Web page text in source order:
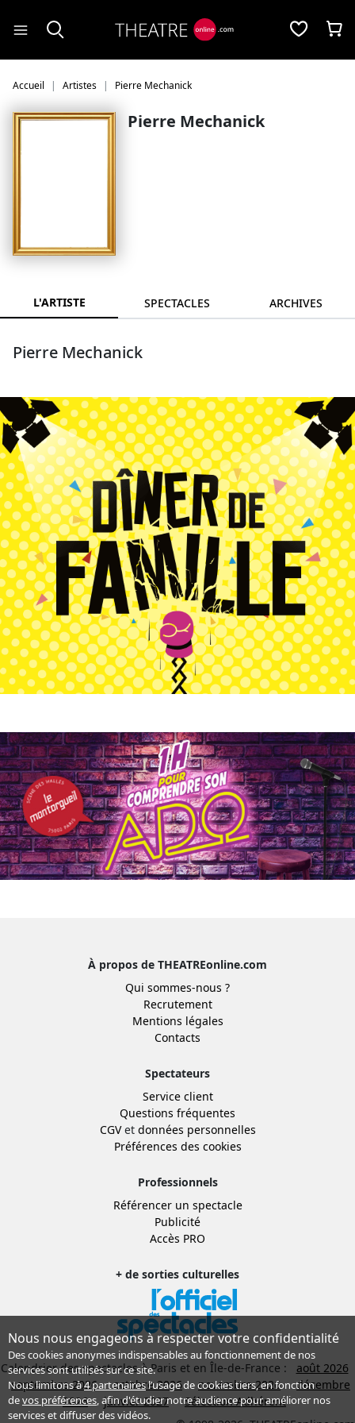
Accueil Artistes Pierre Mechanick
Pierre Mechanick
L'ARTISTE SPECTACLES ARCHIVES
Pierre Mechanick
À propos de THEATREonline.com
Qui sommes-nous ?
Recrutement
Mentions légales
Contacts
Spectateurs
Service client
Questions fréquentes
CGVet données personnelles
Préférences des cookies
Professionnels
Référencer un spectacle
Publicité
Accès PRO
+ de sorties culturelles
Calendrier des spectacles à Paris et en Île-de-France :
août 2026
septembre 2026
octobre 2026 novembre 2026
décembre
2026
janvier 2027
Sélection Adhérent
Nous nous engageons à respecter votre confidentialité
Des cookies anonymes indispensables au fonctionnement de nos
services sont utilisés sur ce site.
Nous limitons à4 partenairesl’usage de cookies tiers, en fonction
devos préférences, afin d'étudier notre audience pour améliorer nos
services et diffuser des vidéos.